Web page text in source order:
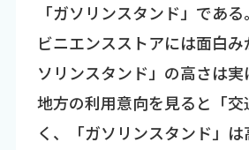
「ガソリンスタンド」であ
ビニエンスストアには面白
ソリンスタンド」の高さは実
地方の利用意向を見ると「
く、「ガソリンスタンド」